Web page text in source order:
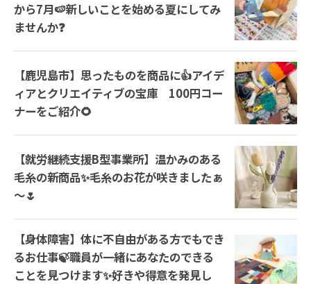
から7月🍉新しいことを始める夏にしてみ
ませんか❓
【鹿児島市】思ったものを商品に👍アイデ
ィアとクリエイティブの宝庫 100円コー
ナーをご紹介🌻
【就労継続支援B型事業所】温かみのある
毛糸の新商品✨毛糸のお花が咲きましたぁ
～🌷
【身体障害】体に不自由がある方でもでき
るお仕事🍃職員が一緒にあなたのできる
ことを見つけます✨好きや得意を発見し